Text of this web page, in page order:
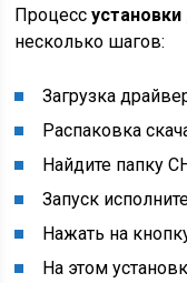
Процесс
несколько шагов:
Загрузка
Распаковка
Найдите папку
Запуск
Нажать на
На этом